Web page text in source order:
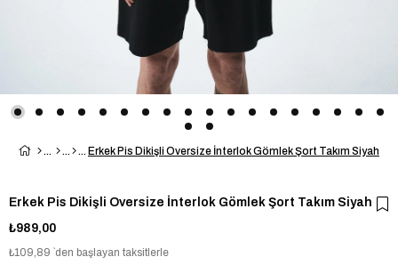
Erkek Pis Dikişli Oversize İnterlok Gömlek Şort Takım Siyah
Erkek Pis Dikişli Oversize İnterlok Gömlek Şort Takım Siyah
₺989,00
₺109,89 `den başlayan taksitlerle